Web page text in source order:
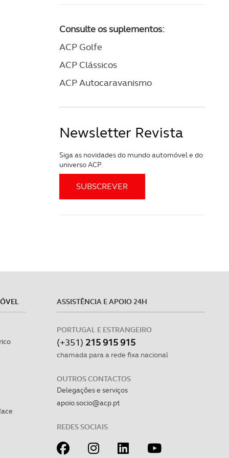
Consulte os suplementos:
ACP Golfe
ACP Clássicos
ACP Autocaravanismo
Newsletter Revista
Siga as novidades do mundo automóvel e do
universo ACP.
ASSISTÊNCIA E APOIO 24H
PORTUGAL E ESTRANGEIRO
(+351) 215 915 915
chamada para a rede fixa nacional
OUTROS CONTACTOS
Delegações e serviços
apoio.socio@acp.pt
REDES SOCIAIS